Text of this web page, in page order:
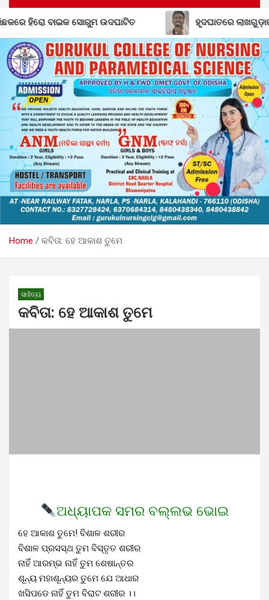
ହୃଦଘାତରେ ଲାଖଗୁଡ଼ାର ସନ୍ତୋଷ ଭୋଇଙ୍କ ମୃତ୍ୟୁ:
Home କବିତା: ହେ ଆକାଶ ତୁମେ
ସାହିତ୍ୟ
କବିତା: ହେ ଆକାଶ ତୁମେ
ଅଧ୍ୟାପକ ସମର ବଲ୍ଲଭ ଭୋଇ
ହେ ଆକାଶ ତୁମେ! ବିଶାଳ ଶରୀର
ବିଶାଳ ପ୍ରସସ୍ଥ ତୁମ ବିସ୍ତୃତ ଶରୀର
ନାହିଁ ଆରମ୍ଭ ନାହିଁ ତୁମ ଶେଷାନ୍ତର
ଶୂନ୍ୟ ମହାଶୂନ୍ୟର ତୁମେ ଯେ ଆଧାର
ଖସିପଡେ ନାହିଁ ତୁମ ବିରାଟ ଶରୀର ।।